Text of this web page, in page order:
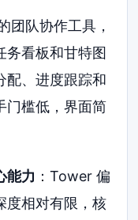
团队协作工具，
务看板和甘特图
配、进度跟踪和
门槛低，界面简
能力 ：Tower 偏
度相对有限，核